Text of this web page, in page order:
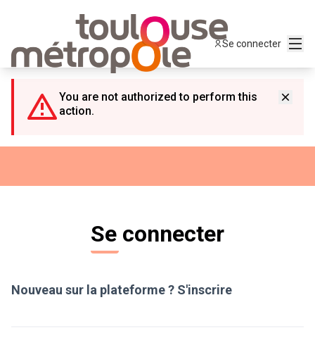
Se connecter
You are not authorized to perform this
action.
Se connecter
Nouveau sur la plateforme ? S'inscrire